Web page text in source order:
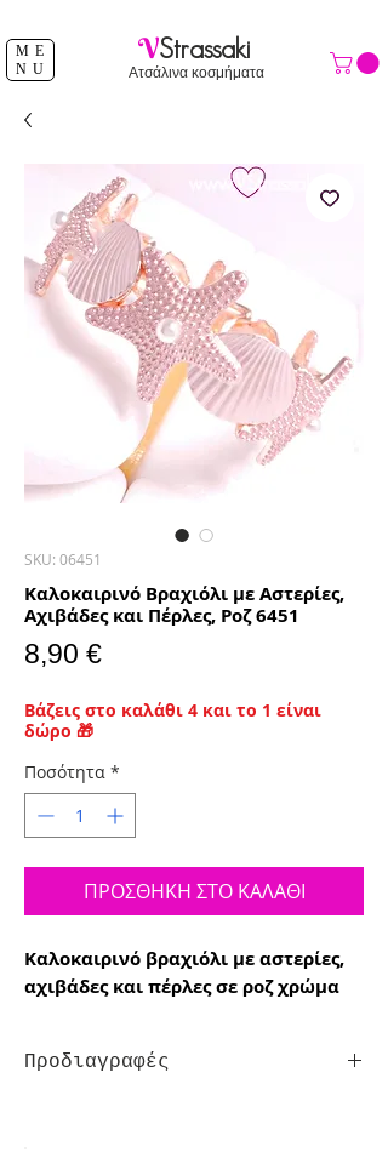
ME
NU
VStrassaki
Ατσάλινα κοσμήματα
SKU: 06451
Καλοκαιρινό Βραχιόλι με Αστερίες,
Αχιβάδες και Πέρλες, Ροζ 6451
8,90 €Τιμή
Βάζεις στο καλάθι 4 και το 1 είναι
δώρο 🎁
Ποσότητα *
ΠΡΟΣΘΗΚΗ ΣΤΟ ΚΑΛΑΘΙ
Καλοκαιρινό βραχιόλι με αστερίες,
αχιβάδες και πέρλες σε ροζ χρώμα
Προδιαγραφές